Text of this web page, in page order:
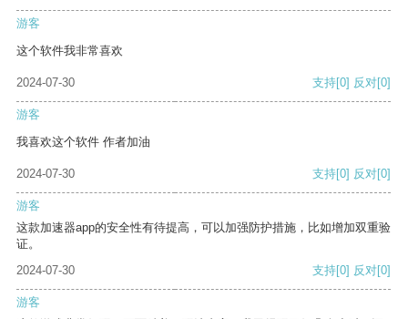
游客
这个软件我非常喜欢
2024-07-30 支持[0] 反对[0]
游客
我喜欢这个软件 作者加油
2024-07-30 支持[0] 反对[0]
游客
这款加速器app的安全性有待提高，可以加强防护措施，比如增加双重验
证。
2024-07-30
支持[0] 反对[0]
游客